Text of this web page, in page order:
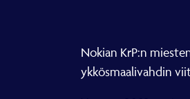
Nokian KrP:n
ykkösmaalivahdin